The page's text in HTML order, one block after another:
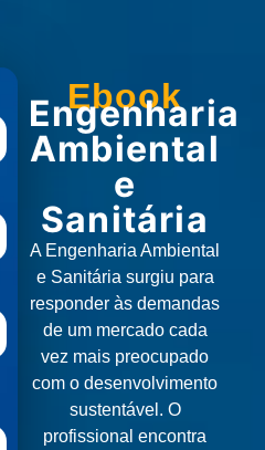
Ebook
Engenharia
Ambiental
e
Sanitária
A Engenharia Ambiental
e Sanitária surgiu para
responder às demandas
de um mercado cada
vez mais preocupado
com o desenvolvimento
sustentável. O
profissional encontra